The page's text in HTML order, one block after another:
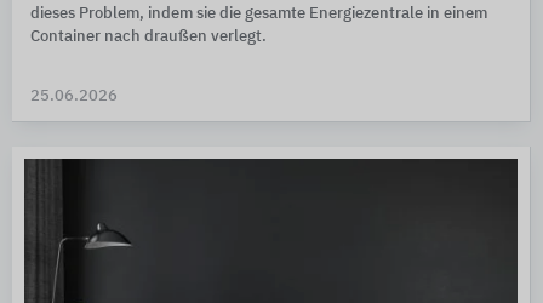
dieses Problem, indem sie die gesamte Energiezentrale in einem
Container nach draußen verlegt.
25.06.2026